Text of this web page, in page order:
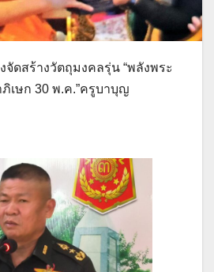
ดสร้างวัตถุมงคลรุ่น “พลังพระ
เษก 30 พ.ค.”ครูบาบุญ